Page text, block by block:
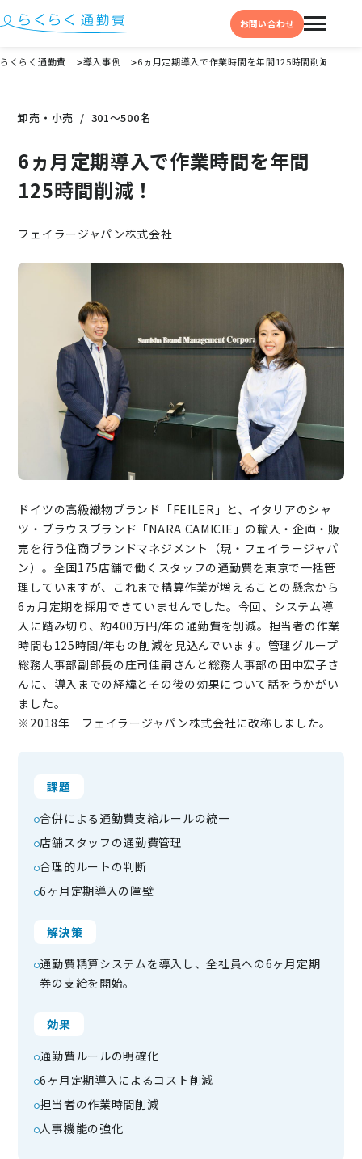
お問い合わせ
事例
料金
イベント・セミナー
よくある質問
お役立ち情報
お役立ちコラム
お役立ち資料
ニュース
通勤費システム適合診断
導入効果シミュレーション
お問い合わせ 料金・概要資料をDL
らくらく通勤費 導入事例 6ヵ月定期導入で作業時間を年間125時間削減！
卸売・小売 301〜500名
6ヵ月定期導入で作業時間を年間
125時間削減！
フェイラージャパン株式会社
ドイツの高級織物ブランド「FEILER」と、イタリアのシャ
ツ・ブラウスブランド「NARA CAMICIE」の輸入・企画・販
売を行う住商ブランドマネジメント（現・フェイラージャパ
ン）。全国175店舗で働くスタッフの通勤費を東京で一括管
理していますが、これまで精算作業が増えることの懸念から
6ヵ月定期を採用できていませんでした。今回、システム導
入に踏み切り、約400万円/年の通勤費を削減。担当者の作業
時間も125時間/年もの削減を見込んでいます。管理グループ
総務人事部副部長の庄司佳嗣さんと総務人事部の田中宏子さ
んに、導入までの経緯とその後の効果について話をうかがい
ました。
※2018年 フェイラージャパン株式会社に改称しました。
課題
合併による通勤費支給ルールの統一
店舗スタッフの通勤費管理
合理的ルートの判断
6ヶ月定期導入の障壁
解決策
通勤費精算システムを導入し、全社員への6ヶ月定期
券の支給を開始。
効果
通勤費ルールの明確化
6ヶ月定期導入によるコスト削減
担当者の作業時間削減
人事機能の強化